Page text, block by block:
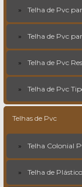
Telha de Pvc
Telha de Pvc
Telha de Pvc
Telha de Pvc
Telhas de Pvc
Telha Colonial
Telha de